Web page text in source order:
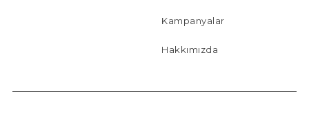
Kampanyalar
Hakkımızda